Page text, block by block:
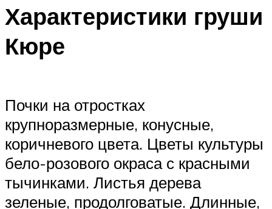
Характеристики груши
Кюре
Почки на отростках
крупноразмерные, конусные,
коричневого цвета. Цветы культуры
бело-розового окраса с красными
тычинками. Листья дерева
зеленые, продолговатые. Длинные,